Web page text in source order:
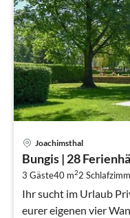
Joachimsthal
Bungis | 28
3 Gäste40 m22
Ihr sucht im Urlaub
eurer eigenen vier